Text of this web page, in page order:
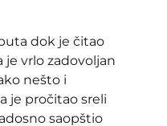
dok je čitao
je vrlo zadovoljan
nešto i
je pročitao sreli
saopštio